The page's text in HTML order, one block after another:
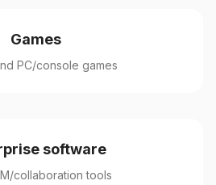
Games
PC/console games
software
collaboration tools